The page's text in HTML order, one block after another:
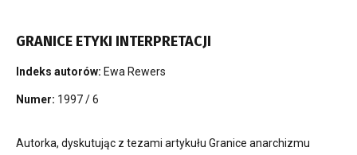
GRANICE ETYKI INTERPRETACJI
Indeks autorów: Ewa Rewers
Numer: 1997 / 6
Autorka, dyskutując z tezami artykułu Granice anarchizmu